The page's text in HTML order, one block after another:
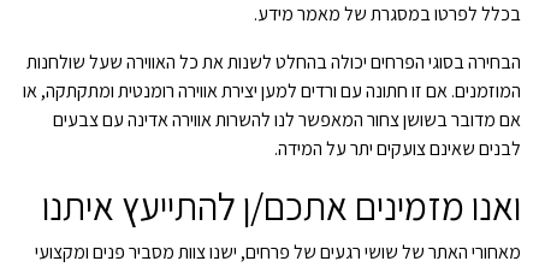
בכלל לפרטו במסגרת של מאמר מידע.
הבחירה בסוגי הפרחים יכולה בהחלט לשנות את כל האווירה שעל שולחנות
המוזמנים. אם זו חתונה עם ורדים למען יצירת אווירה רומנטית ומתקתקה, או
אם מדובר בשושן צחור המאפשר לנו להשרות אווירה אדינה עם צבעים
לבנים שאינם צועקים יתר על המידה.
ואנו מזמינים אתכם/ן להתייעץ איתנו
מאחורי האתר של שושי רגעים של פרחים, ישנו צוות מסביר פנים ומקצועי